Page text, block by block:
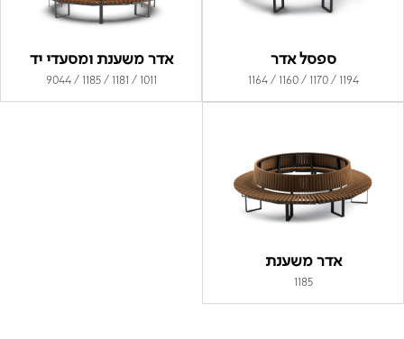
ספסל אדר
1194 / 1170 / 1160 / 1164
אדר משענת ומסעדי יד
1011 / 1181 / 1185 / 9044
אדר משענת
1185